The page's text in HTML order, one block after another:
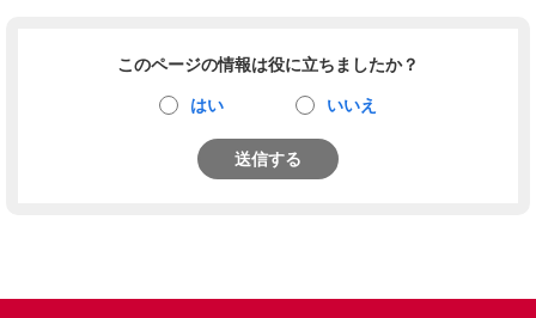
このページの情報は役に立ちましたか？
はい いいえ
送信する